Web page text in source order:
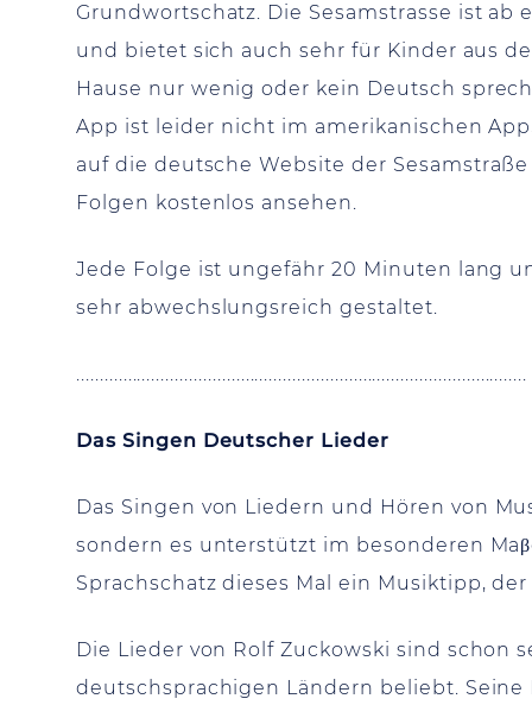
Grundwortschatz. Die Sesamstrasse ist
und bietet sich auch sehr für Kinder aus
Hause nur wenig oder kein Deutsch
App ist leider nicht im amerikanischen
auf die deutsche Website der
Folgen kostenlos ansehen.
Jede Folge ist ungefähr 20 Minuten lang
sehr abwechslungsreich gestaltet.
................................................................................................
Das Singen Deutscher Lieder
Das Singen von Liedern und Hören von
sondern es unterstützt im besonderen
Sprachschatz dieses Mal ein Musiktipp,
Die Lieder von Rolf Zuckowski sind schon
deutschsprachigen Ländern beliebt.